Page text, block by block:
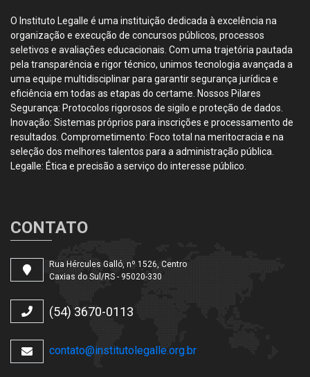
O Instituto Legalle é uma instituição dedicada à excelência na
organização e execução de concursos públicos, processos
seletivos e avaliações educacionais. Com uma trajetória pautada
pela transparência e rigor técnico, unimos tecnologia avançada a
uma equipe multidisciplinar para garantir segurança jurídica e
eficiência em todas as etapas do certame. Nossos Pilares
Segurança: Protocolos rigorosos de sigilo e proteção de dados.
Inovação: Sistemas próprios para inscrições e processamento de
resultados. Comprometimento: Foco total na meritocracia e na
seleção dos melhores talentos para a administração pública.
Legalle: Ética e precisão a serviço do interesse público.
CONTATO
Rua Hércules Galló, nº 1526, Centro
Caxias do Sul/RS - 95020-330
(54) 3670-0113
contato@institutolegalle.org.br